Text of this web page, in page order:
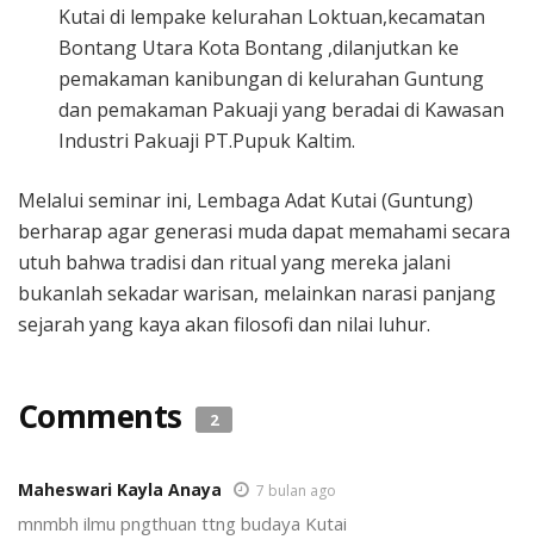
Kutai di lempake kelurahan Loktuan,kecamatan
Bontang Utara Kota Bontang ,dilanjutkan ke
pemakaman kanibungan di kelurahan Guntung
dan pemakaman Pakuaji yang beradai di Kawasan
Industri Pakuaji PT.Pupuk Kaltim.
Melalui seminar ini, Lembaga Adat Kutai (Guntung)
berharap agar generasi muda dapat memahami secara
utuh bahwa tradisi dan ritual yang mereka jalani
bukanlah sekadar warisan, melainkan narasi panjang
sejarah yang kaya akan filosofi dan nilai luhur.
Comments 2
Maheswari Kayla Anaya 7 bulan ago
mnmbh ilmu pngthuan ttng budaya Kutai